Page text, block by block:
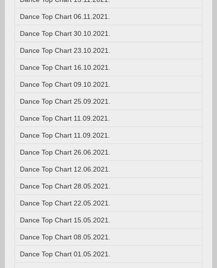
Dance Top Chart 06.11.2021.
Dance Top Chart 30.10.2021.
Dance Top Chart 23.10.2021.
Dance Top Chart 16.10.2021.
Dance Top Chart 09.10.2021.
Dance Top Chart 25.09.2021.
Dance Top Chart 11.09.2021.
Dance Top Chart 11.09.2021.
Dance Top Chart 26.06.2021.
Dance Top Chart 12.06.2021.
Dance Top Chart 28.05.2021.
Dance Top Chart 22.05.2021.
Dance Top Chart 15.05.2021.
Dance Top Chart 08.05.2021.
Dance Top Chart 01.05.2021.